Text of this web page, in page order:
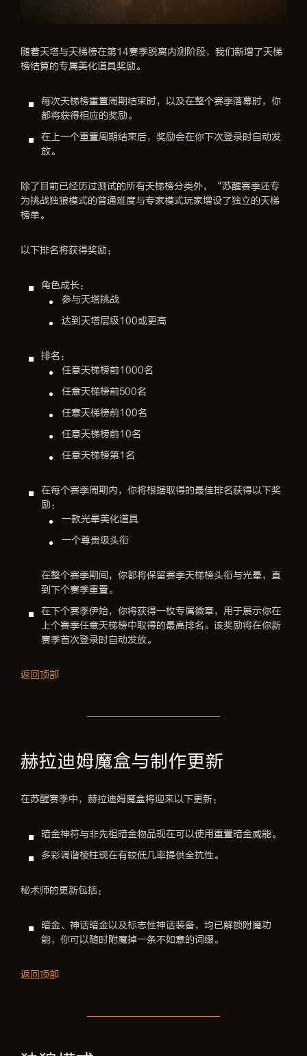
随着天塔与天梯榜在第14赛季脱离内测阶段，我们新增了天梯
榜结算的专属美化道具奖励。
每次天梯榜重置周期结束时，以及在整个赛季落幕时，你
都将获得相应的奖励。
在上一个重置周期结束后，奖励会在你下次登录时自动发
放。
除了目前已经历过测试的所有天梯榜分类外，“苏醒赛季还专
为挑战独狼模式的普通难度与专家模式玩家增设了独立的天梯
榜单。
以下排名将获得奖励：
角色成长：
参与天塔挑战
达到天塔层级100或更高
排名：
任意天梯榜前1000名
任意天梯榜前500名
任意天梯榜前100名
任意天梯榜前10名
任意天梯榜第1名
在每个赛季周期内，你将根据取得的最佳排名获得以下奖
励：
一款光晕美化道具
一个尊贵级头衔
在整个赛季期间，你都将保留赛季天梯榜头衔与光晕，直
到下个赛季重置。
在下个赛季伊始，你将获得一枚专属徽章，用于展示你在
上个赛季任意天梯榜中取得的最高排名。该奖励将在你新
赛季首次登录时自动发放。
返回顶部
赫拉迪姆魔盒与制作更新
在苏醒赛季中，赫拉迪姆魔盒将迎来以下更新：
暗金神符与非先祖暗金物品现在可以使用重置暗金威能。
多彩调谐棱柱现在有较低几率提供全抗性。
秘术师的更新包括：
暗金、神话暗金以及标志性神话装备，均已解锁附魔功
能，你可以随时附魔掉一条不如意的词缀。
返回顶部